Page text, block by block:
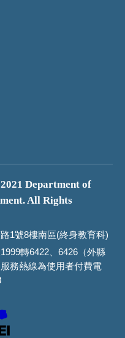
Department of
All Rights
1號8樓南區(終身教育科)
轉6422、6426（外縣
務熱線為使用者付費電